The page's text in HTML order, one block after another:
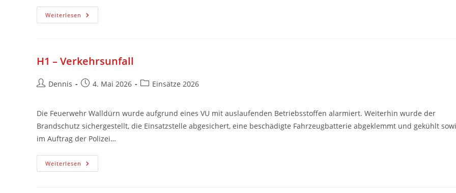
Weiterlesen
H1 – Verkehrsunfall
Dennis 4. Mai 2026 Einsätze 2026
Die Feuerwehr Walldürn wurde aufgrund eines VU mit auslaufenden Betriebsstoffen alarmiert. Weiterhin wurde der
Brandschutz sichergestellt, die Einsatzstelle abgesichert, eine beschädigte Fahrzeugbatterie abgeklemmt und gekühlt
im Auftrag der Polizei…
Weiterlesen